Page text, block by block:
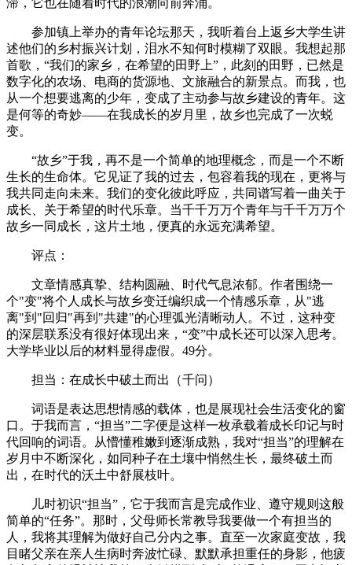
滞，它也在随着时代的浪潮向前奔涌。
参加镇上举办的青年论坛那天，我听着台上返乡大学生讲
述他们的乡村振兴计划，泪水不知何时模糊了双眼。我想起那
首歌，“我们的家乡，在希望的田野上”，此刻的田野，已然是
数字化的农场、电商的货源地、文旅融合的新景点。而我，也
从一个想要逃离的少年，变成了主动参与故乡建设的青年。这
是何等的奇妙——在我成长的岁月里，故乡也完成了一次蜕
变。
“故乡”于我，再不是一个简单的地理概念，而是一个不断
生长的生命体。它见证了我的过去，包容着我的现在，更将与
我共同走向未来。我们的变化彼此呼应，共同谱写着一曲关于
成长、关于希望的时代乐章。当千千万万个青年与千千万万个
故乡一同成长，这片土地，便真的永远充满希望。
评点：
文章情感真挚、结构圆融、时代气息浓郁。作者围绕一
个"变"将个人成长与故乡变迁编织成一个情感乐章，从"逃
离"到"回归"再到"共建"的心理弧光清晰动人。不过，这种变
的深层联系没有很好体现出来，“变”中成长还可以深入思考。
大学毕业以后的材料显得虚假。49分。
担当：在成长中破土而出（千问）
词语是表达思想情感的载体，也是展现社会生活变化的窗
口。于我而言，“担当”二字便是这样一枚承载着成长印记与时
代回响的词语。从懵懂稚嫩到逐渐成熟，我对“担当”的理解在
岁月中不断深化，如同种子在土壤中悄然生长，最终破土而
出，在时代的沃土中舒展枝叶。
儿时初识“担当”，它于我而言是完成作业、遵守规则这般
简单的“任务”。那时，父母师长常教导我要做一个有担当的
人，我将其理解为做好自己分内之事。直至一次家庭变故，我
目睹父亲在亲人生病时奔波忙碌、默默承担重任的身影，他疲